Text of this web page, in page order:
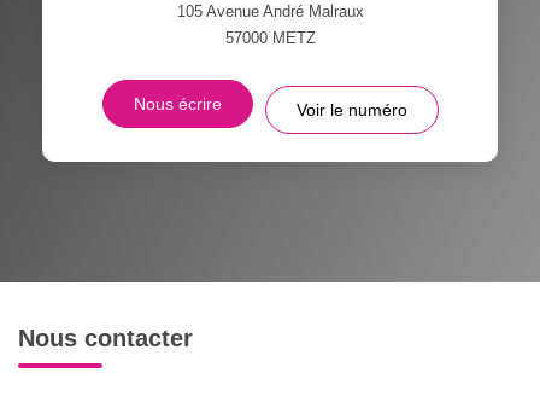
105 Avenue André Malraux
57000 METZ
Nous écrire Voir le numéro
Nous contacter